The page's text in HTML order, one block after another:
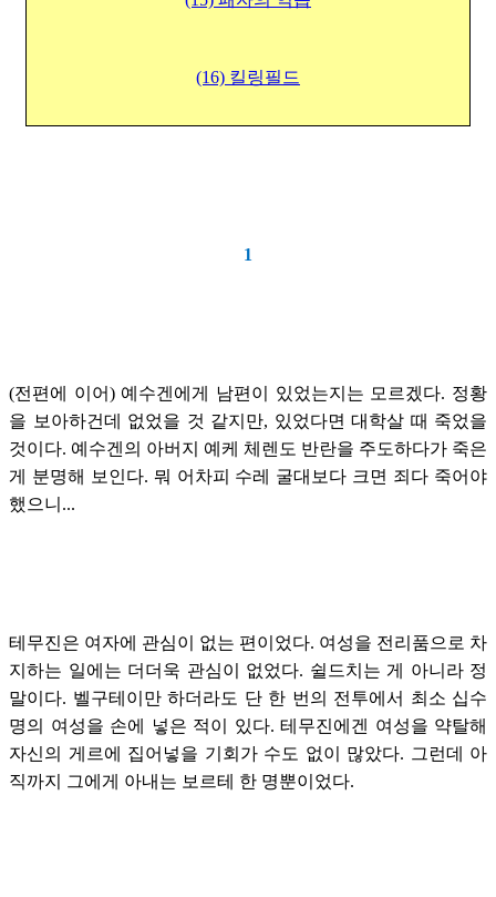
(16) 킬링필드
1
(전편에 이어) 예수겐에게 남편이 있었는지는 모르겠다. 정황
을 보아하건데 없었을 것 같지만, 있었다면 대학살 때 죽었을
것이다. 예수겐의 아버지 예케 체렌도 반란을 주도하다가 죽은
게 분명해 보인다. 뭐 어차피 수레 굴대보다 크면 죄다 죽어야
했으니...
테무진은 여자에 관심이 없는 편이었다. 여성을 전리품으로 차
지하는 일에는 더더욱 관심이 없었다. 쉴드치는 게 아니라 정
말이다. 벨구테이만 하더라도 단 한 번의 전투에서 최소 십수
명의 여성을 손에 넣은 적이 있다. 테무진에겐 여성을 약탈해
자신의 게르에 집어넣을 기회가 수도 없이 많았다. 그런데 아
직까지 그에게 아내는 보르테 한 명뿐이었다.